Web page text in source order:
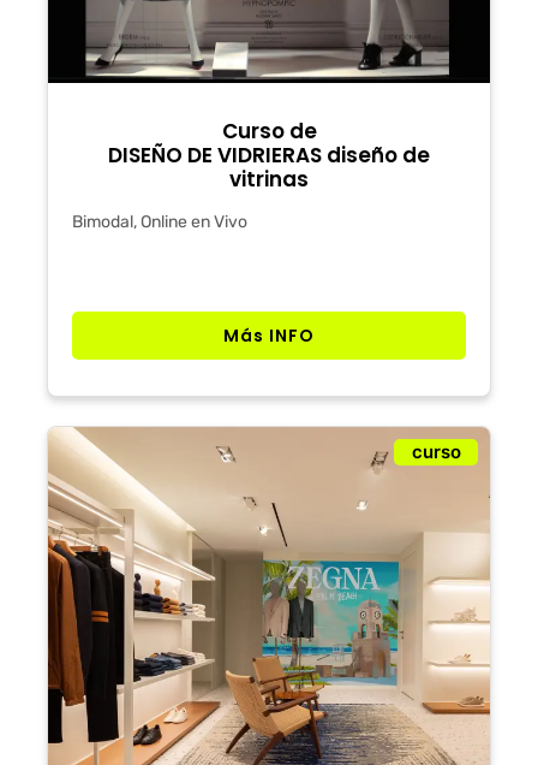
Curso de
DISEÑO DE VIDRIERAS diseño de
vitrinas
Bimodal, Online en Vivo
Más INFO
curso